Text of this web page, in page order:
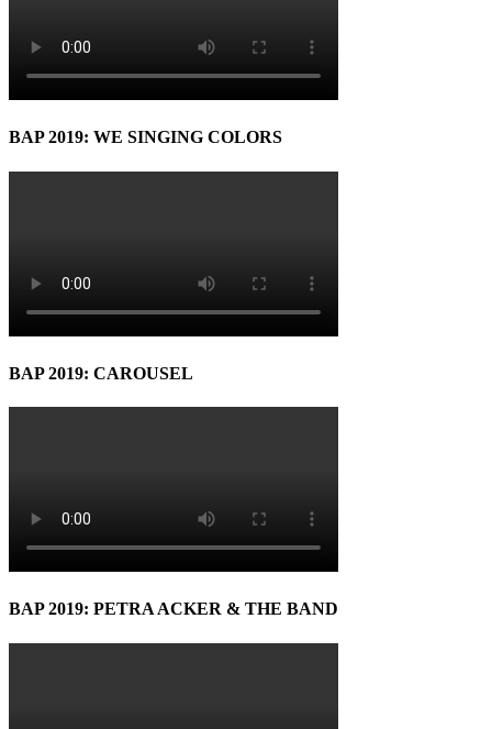
BAP 2019: WE SINGING COLORS
BAP 2019: CAROUSEL
BAP 2019: PETRA ACKER & THE BAND